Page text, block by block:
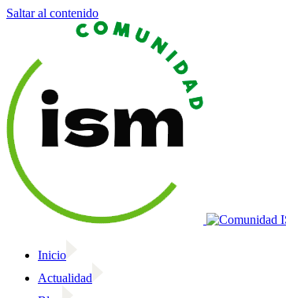
Saltar al contenido
Inicio
Actualidad